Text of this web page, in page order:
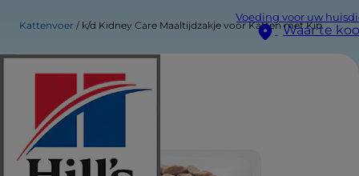
Voeding voor uw
Waar te
Kattenvoer k/d Kidney Care Maaltijdzakje voor Katten met Kip